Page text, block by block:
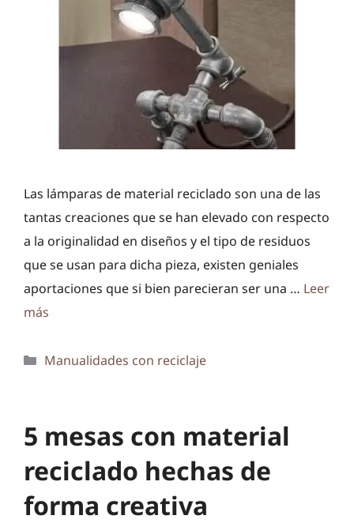
Las lámparas de material reciclado son una de las
tantas creaciones que se han elevado con respecto
a la originalidad en diseños y el tipo de residuos
que se usan para dicha pieza, existen geniales
aportaciones que si bien parecieran ser una … Leer
más
Categorías
Manualidades con reciclaje
5 mesas con material
reciclado hechas de
forma creativa